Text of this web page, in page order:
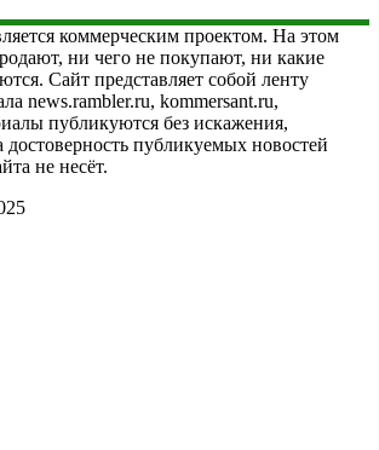
коммерческим проектом. На этом
ни чего не покупают, ни какие
Сайт представляет собой ленту
news.rambler.ru, kommersant.ru,
публикуются без искажения,
достоверность публикуемых новостей
не несёт.